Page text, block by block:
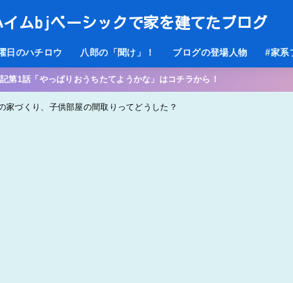
イムbjベーシックで家を建てたブログ
日のハチロウ 八郎の「聞け」！ ブログの登場人物 #家系
第1話「やっぱりおうちたてようかな」はコチラから！
家づくり、子供部屋の間取りってどうした？